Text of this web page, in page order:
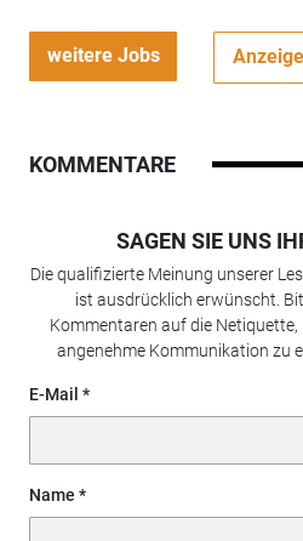
weitere Jobs
KOMMENTARE
SAGEN SIE UNS
Die qualifizierte Meinung unserer
ist ausdrücklich erwünscht.
Kommentaren auf die Netiquette,
angenehme Kommunikation zu
E-Mail
Name